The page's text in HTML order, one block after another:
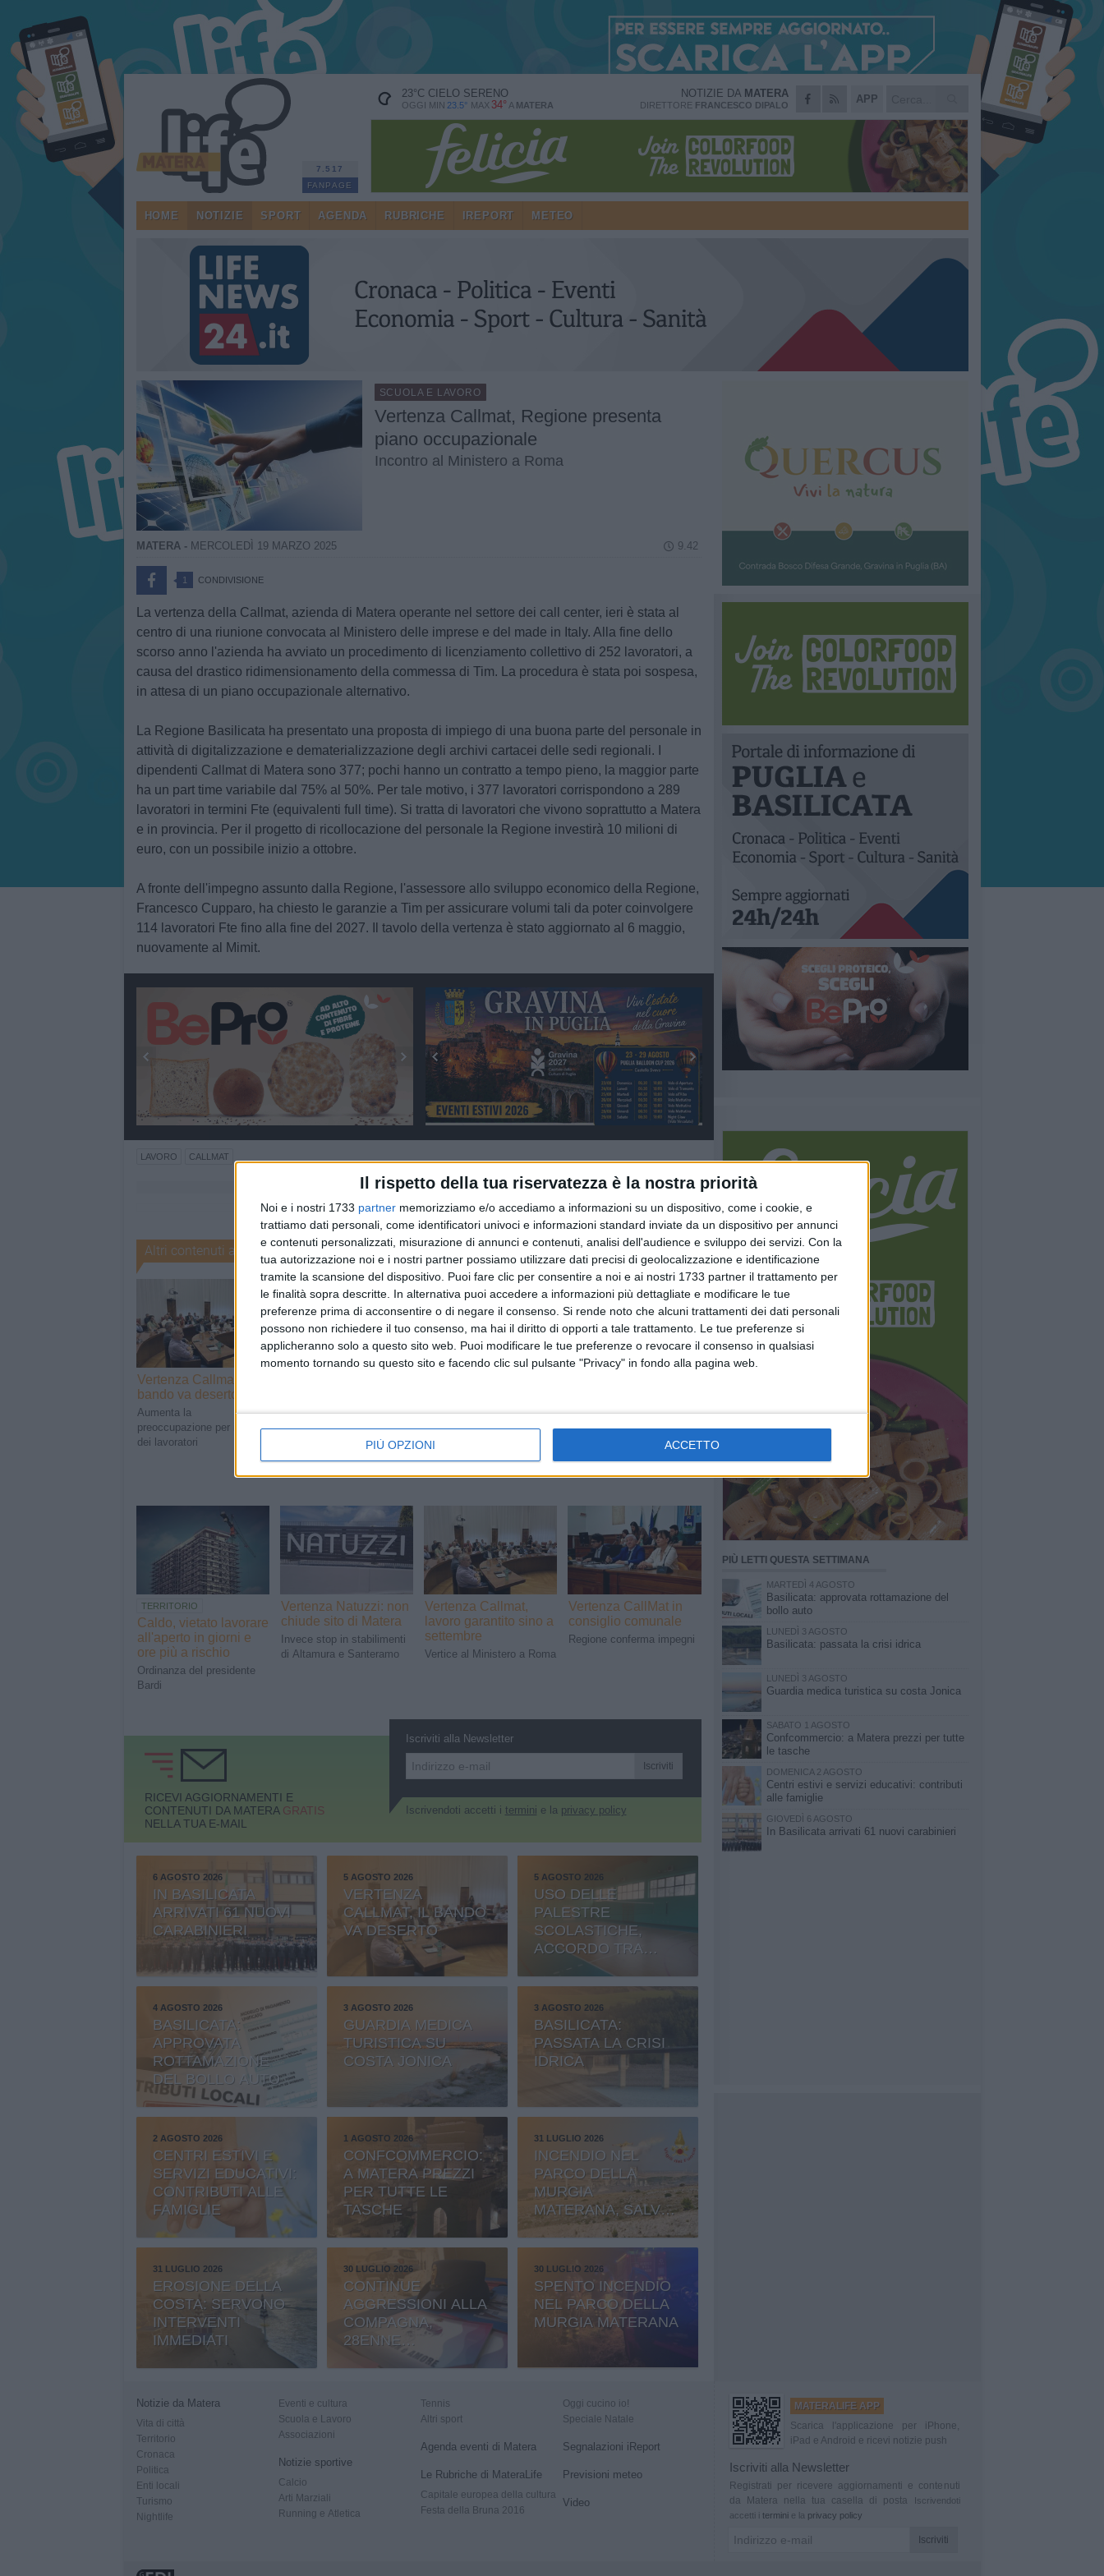
Il rispetto della tua riservatezza è la nostra priorità
Noi e i nostri 1733 partner memorizziamo e/o accediamo a informazioni su un dispositivo, come i cookie, e
trattiamo dati personali, come identificatori univoci e informazioni standard inviate da un dispositivo per annunci
e contenuti personalizzati, misurazione di annunci e contenuti, analisi dell'audience e sviluppo dei servizi. Con la
tua autorizzazione noi e i nostri partner possiamo utilizzare dati precisi di geolocalizzazione e identificazione
tramite la scansione del dispositivo. Puoi fare clic per consentire a noi e ai nostri 1733 partner il trattamento per
le finalità sopra descritte. In alternativa puoi accedere a informazioni più dettagliate e modificare le tue
preferenze prima di acconsentire o di negare il consenso. Si rende noto che alcuni trattamenti dei dati personali
possono non richiedere il tuo consenso, ma hai il diritto di opporti a tale trattamento. Le tue preferenze si
applicheranno solo a questo sito web. Puoi modificare le tue preferenze o revocare il consenso in qualsiasi
momento tornando su questo sito e facendo clic sul pulsante "Privacy" in fondo alla pagina web.
PIÙ OPZIONI ACCETTO
7.517
FANPAGE
23°CCIELO SERENO
OGGI MIN 23.5° MAX 34° A MATERA APP
NOTIZIE DA MATERA
DIRETTORE FRANCESCO DIPALO
HOME NOTIZIE SPORT AGENDA RUBRICHE IREPORT METEO
SCUOLA E LAVORO
Vertenza Callmat, Regione presenta
piano occupazionale
Incontro al Ministero a Roma
MATERA - MERCOLEDÌ 19 MARZO 2025 9.42
1 CONDIVISIONE
La vertenza della Callmat, azienda di Matera operante nel settore dei call center, ieri è stata al
centro di una riunione convocata al Ministero delle imprese e del made in Italy. Alla fine dello
scorso anno l'azienda ha avviato un procedimento di licenziamento collettivo di 252 lavoratori, a
causa del drastico ridimensionamento della commessa di Tim. La procedura è stata poi sospesa,
in attesa di un piano occupazionale alternativo.
La Regione Basilicata ha presentato una proposta di impiego di una buona parte del personale in
attività di digitalizzazione e dematerializzazione degli archivi cartacei delle sedi regionali. I
dipendenti Callmat di Matera sono 377; pochi hanno un contratto a tempo pieno, la maggior parte
ha un part time variabile dal 75% al 50%. Per tale motivo, i 377 lavoratori corrispondono a 289
lavoratori in termini Fte (equivalenti full time). Si tratta di lavoratori che vivono soprattutto a Matera
e in provincia. Per il progetto di ricollocazione del personale la Regione investirà 10 milioni di
euro, con un possibile inizio a ottobre.
A fronte dell'impegno assunto dalla Regione, l'assessore allo sviluppo economico della Regione,
Francesco Cupparo, ha chiesto le garanzie a Tim per assicurare volumi tali da poter coinvolgere
114 lavoratori Fte fino alla fine del 2027. Il tavolo della vertenza è stato aggiornato al 6 maggio,
nuovamente al Mimit.
LAVORO CALLMAT
Altri contenuti a tema
Vertenza Callmat, il
bando va deserto
Aumenta la
preoccupazione per il futuro
dei lavoratori
A Roma il 5 agosto
i lavoratori
Un avviso pubblico della
Regione
La Basilicata tra le migliori
regioni
TERRITORIO
Caldo, vietato lavorare
all'aperto in giorni e
ore più a rischio
Ordinanza del presidente
Bardi
Vertenza Natuzzi: non
chiude sito di Matera
Invece stop in stabilimenti
di Altamura e Santeramo
Vertenza Callmat,
lavoro garantito sino a
settembre
Vertice al Ministero a Roma
Vertenza CallMat in
consiglio comunale
Regione conferma impegni
Iscriviti alla Newsletter
Iscriviti
Iscrivendoti accetti i termini e la privacy policy
RICEVI AGGIORNAMENTI E
CONTENUTI DA MATERA GRATIS
NELLA TUA E-MAIL
6 AGOSTO 2026
IN BASILICATA
ARRIVATI 61 NUOVI
CARABINIERI
5 AGOSTO 2026
VERTENZA
CALLMAT, IL BANDO
VA DESERTO
5 AGOSTO 2026
USO DELLE
PALESTRE
SCOLASTICHE,
ACCORDO TRA
COMUNE E
PROVINCIA
4 AGOSTO 2026
BASILICATA:
APPROVATA
ROTTAMAZIONE
DEL BOLLO AUTO
3 AGOSTO 2026
GUARDIA MEDICA
TURISTICA SU
COSTA JONICA
3 AGOSTO 2026
BASILICATA:
PASSATA LA CRISI
IDRICA
2 AGOSTO 2026
CENTRI ESTIVI E
SERVIZI EDUCATIVI:
CONTRIBUTI ALLE
FAMIGLIE
1 AGOSTO 2026
CONFCOMMERCIO:
A MATERA PREZZI
PER TUTTE LE
TASCHE
31 LUGLIO 2026
INCENDIO NEL
PARCO DELLA
MURGIA
MATERANA, SALVATI
BOSCO E
CEMENTERIA
31 LUGLIO 2026
EROSIONE DELLA
COSTA: SERVONO
INTERVENTI
IMMEDIATI
30 LUGLIO 2026
CONTINUE
AGGRESSIONI ALLA
COMPAGNA,
28ENNE
ARRESTATO
30 LUGLIO 2026
SPENTO INCENDIO
NEL PARCO DELLA
MURGIA MATERANA
PIÙ LETTI QUESTA SETTIMANA
MARTEDÌ 4 AGOSTO
Basilicata: approvata rottamazione del
bollo auto
LUNEDÌ 3 AGOSTO
Basilicata: passata la crisi idrica
LUNEDÌ 3 AGOSTO
Guardia medica turistica su costa Jonica
SABATO 1 AGOSTO
Confcommercio: a Matera prezzi per tutte
le tasche
DOMENICA 2 AGOSTO
Centri estivi e servizi educativi: contributi
alle famiglie
GIOVEDÌ 6 AGOSTO
In Basilicata arrivati 61 nuovi carabinieri
Notizie da Matera
Vita di città
Territorio
Cronaca
Politica
Enti locali
Turismo
Nightlife
Eventi e cultura
Scuola e Lavoro
Associazioni
Notizie sportive
Calcio
Arti Marziali
Running e Atletica
Tennis
Altri sport
Agenda eventi di Matera
Le Rubriche di MateraLife
Capitale europea della cultura
Festa della Bruna 2016
Oggi cucino io!
Speciale Natale
Segnalazioni iReport
Previsioni meteo
Video
MATERALIFE APP
Scarica l'applicazione per iPhone,
iPad e Android e ricevi notizie push
Iscriviti alla Newsletter
Registrati per ricevere aggiornamenti e contenuti
da Matera nella tua casella di posta
Iscrivendoti
accetti i terminie la privacy policy
Iscriviti